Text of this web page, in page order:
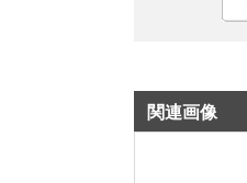
関連画像